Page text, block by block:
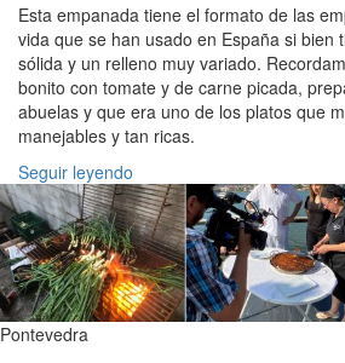
Esta empanada tiene el formato de las
vida que se han usado en España si bien
sólida y un relleno muy variado.
bonito con tomate y de carne picada,
abuelas y que era uno de los platos que
manejables y tan ricas.
Seguir leyendo
Pontevedra